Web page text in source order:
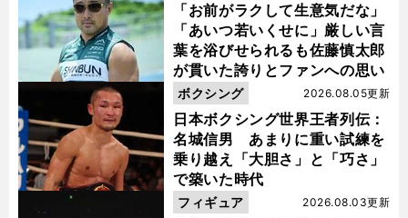
「お前がラクして生意気だな」
「あいつ若いくせに」厳しい言
葉を浴びせられるも佐藤慎太郎
が貫いた誇りとファンへの思い
日本ボクシング世界王者列伝：
名城信男 あまりに重い試練を
乗り越え「大胆さ」と「巧さ」
で築いた時代
2026.08.05更新
ボクシング
2026.08.03更新
フィギュア